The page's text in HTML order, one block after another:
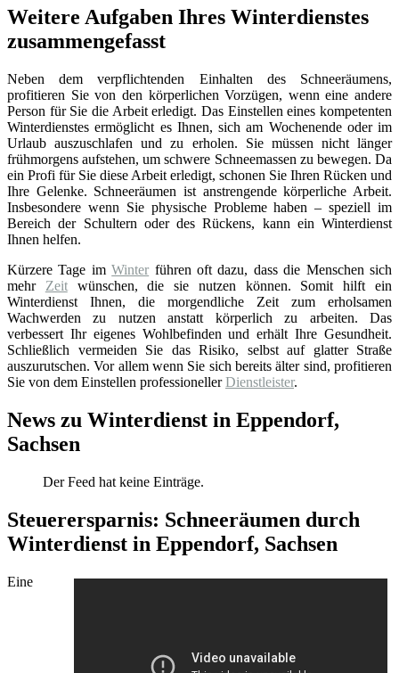
Weitere Aufgaben Ihres Winterdienstes
zusammengefasst
Neben dem verpflichtenden Einhalten des Schneeräumens,
profitieren Sie von den körperlichen Vorzügen, wenn eine andere
Person für Sie die Arbeit erledigt. Das Einstellen eines kompetenten
Winterdienstes ermöglicht es Ihnen, sich am Wochenende oder im
Urlaub auszuschlafen und zu erholen. Sie müssen nicht länger
frühmorgens aufstehen, um schwere Schneemassen zu bewegen. Da
ein Profi für Sie diese Arbeit erledigt, schonen Sie Ihren Rücken und
Ihre Gelenke. Schneeräumen ist anstrengende körperliche Arbeit.
Insbesondere wenn Sie physische Probleme haben – speziell im
Bereich der Schultern oder des Rückens, kann ein Winterdienst
Ihnen helfen.
Kürzere Tage imWinter führen oft dazu, dass die Menschen sich
mehr Zeitwünschen, die sie nutzen können. Somit hilft ein
Winterdienst Ihnen, die morgendliche Zeit zum erholsamen
Wachwerden zu nutzen anstatt körperlich zu arbeiten. Das
verbessert Ihr eigenes Wohlbefinden und erhält Ihre Gesundheit.
Schließlich vermeiden Sie das Risiko, selbst auf glatter Straße
auszurutschen. Vor allem wenn Sie sich bereits älter sind, profitieren
Sie von dem Einstellen professionellerDienstleister.
News zu Winterdienst in Eppendorf,
Sachsen
Der Feed hat keine Einträge.
Steuerersparnis: Schneeräumen durch
Winterdienst in Eppendorf, Sachsen
Eine